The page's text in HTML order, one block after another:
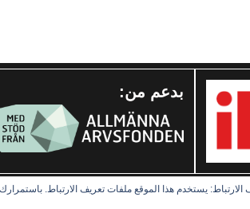
بدعم من:
يستخدم هذا الموقع ملفات تعريف الارتباط.